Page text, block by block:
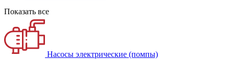
Показать все
Насосы электрические (помпы)